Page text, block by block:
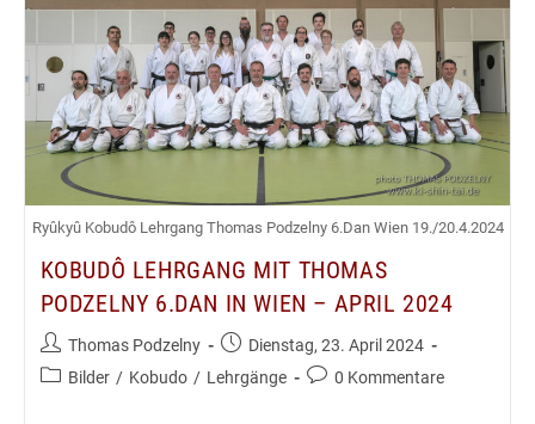
6.Dan
In
Krakau
–
September
2024
Ryûkyû Kobudô Lehrgang Thomas Podzelny 6.Dan Wien 19./20.4.2024
KOBUDÔ LEHRGANG MIT THOMAS
PODZELNY 6.DAN IN WIEN – APRIL 2024
Beitrags-
Autor:
Thomas Podzelny
Beitrag
veröffentlicht:
Dienstag, 23. April 2024
Beitrags-
Bilder / Kobudo / Lehrgänge
Beitrags-
0 Kommentare